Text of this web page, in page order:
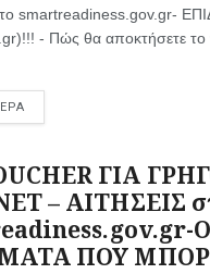
smartreadiness.gov.gr-
- Πώς θα αποκτήσετε το
ΓΙΑ
– ΑΙΤΗΣΕΙΣ
ΠΟΥ